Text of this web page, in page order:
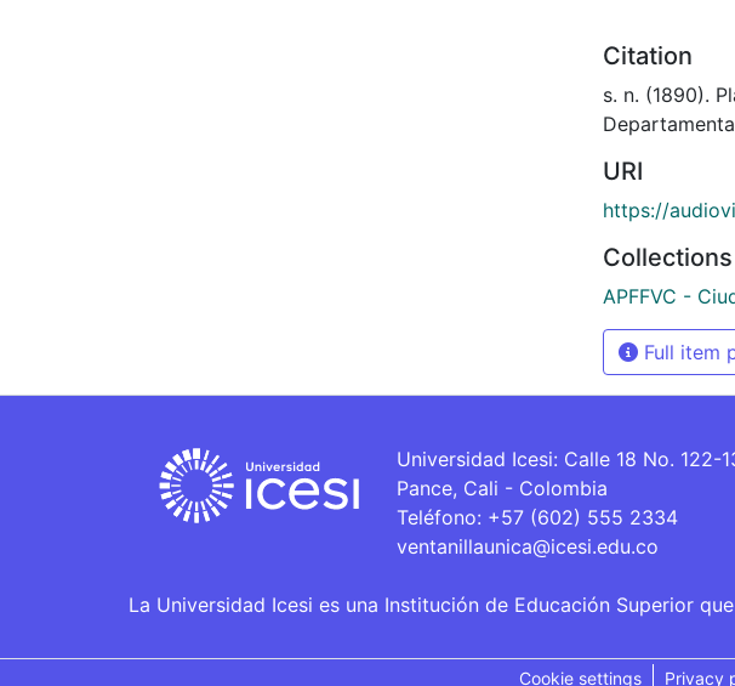
Citation
s. n. (1890).
URI
https://
Collections
APFFVC -
Full item
Universidad Icesi: Calle 18 No. 122-
Pance, Cali - Colombia
Teléfono: +57 (602) 555 2334
ventanillaunica@icesi.edu.co
La Universidad Icesi es una Institución de Educación Superior
Cookie settings Privacy